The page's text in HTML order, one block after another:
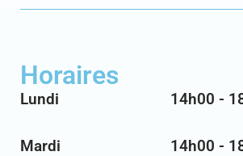
Horaires
Lundi 14h00 -
Mardi 14h00 -